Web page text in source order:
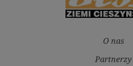
O nas
Partnerzy